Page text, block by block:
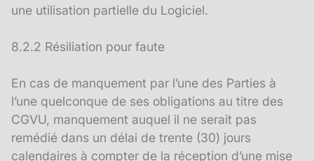
une utilisation partielle du Logiciel.
8.2.2 Résiliation pour faute
En cas de manquement par l’une des Parties à
l’une quelconque de ses obligations au titre des
CGVU, manquement auquel il ne serait pas
remédié dans un délai de trente (30) jours
calendaires à compter de la réception d’une mise